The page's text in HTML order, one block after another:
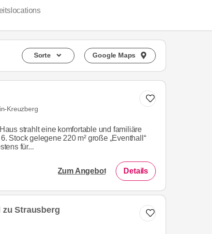
Sorte Google Maps
Kreuzberg
strahlt eine komfortable und familiäre
Stock gelegene 220 m² große „Eventhall“
für...
Zum Angebot Details
Strausberg